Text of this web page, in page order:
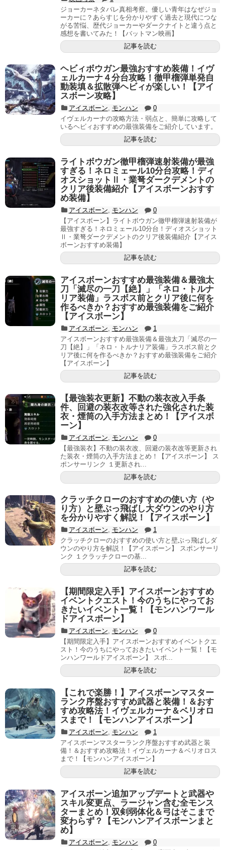
ジョーカーネタバレ真相考察。優しい青年はなぜジョ
ーカーに？あらすじを分かりやすく過去と現代につな
がる苦悩、歴代ジョーカーやダークナイトと違う点と
感想を書いてみた！【バットマン映画】
記事を読む
ヘビィボウガン最強おすすめ装備！イヴ
ェルカーナ４分台攻略！徹甲榴弾単発自
動装填＆拡散弾ヘビィが楽しい！【アイ
スボーン攻略】
アイスボーン モンハン
0
イヴェルカーナの攻略方法・弱点と、簡単に攻略して
いるヘビィおすすめの最強装備をご紹介しています。
記事を読む
ライトボウガン徹甲榴弾速射装備が最強
すぎる！ネロミェール10分台攻略！ディ
オスショットⅡ・業弩ダークデメントの
クリア後装備紹介【アイスボーンおすす
め装備】
アイスボーン モンハン
0
【アイスボーン】ライトボウガン徹甲榴弾速射装備が
最強すぎる！ネロミェール10分台！ディオスショット
Ⅱ・業弩ダークデメントのクリア後装備紹介【アイス
ボーンおすすめ装備】
記事を読む
アイスボーンおすすめ最強装備＆最強太
刀「滅尽の一刀【絶】」「ネロ・トルナ
リア装備」ラスボス前とクリア後に何を
作るべきか？おすすめ最強装備をご紹介
【アイスボーン】
アイスボーン モンハン
1
アイスボーンおすすめ最強装備＆最強太刀「滅尽の一
刀【絶】」「ネロ・トルナリア装備」ラスボス前とク
リア後に何を作るべきか？おすすめ最強装備をご紹介
【アイスボーン】
記事を読む
【最強装衣更新】不動の装衣改入手条
件、回避の装衣改等された強化された装
衣・煙筒の入手方法まとめ！【アイスボ
ーン】
アイスボーン モンハン
0
【最強装衣】不動の装衣改、回避の装衣改等更新され
た装衣・煙筒の入手方法まとめ！【アイスボーン】 ス
ポンサーリンク １更新され...
記事を読む
クラッチクローのおすすめの使い方（や
り方）と壁ぶっ飛ばし大ダウンのやり方
を分かりやすく解説！【アイスボーン】
アイスボーン モンハン
1
クラッチクローのおすすめの使い方と壁ぶっ飛ばしダ
ウンのやり方を解説！【アイスボーン】 スポンサーリ
ンク １クラッチクローの基...
記事を読む
【期間限定入手】アイスボーンおすすめ
イベントクエスト！今のうちにやってお
きたいイベント一覧！【モンハンワール
ドアイスボーン】
アイスボーン モンハン
0
【期間限定入手】アイスボーンおすすめイベントクエ
スト！今のうちにやっておきたいイベント一覧！【モ
ンハンワールドアイスボーン】 スポ...
記事を読む
【これで楽勝！】アイスボーンマスター
ランク序盤おすすめ武器と装備！＆おす
すめ攻略法！イヴェルカーナ＆ベリオロ
スまで！【モンハンアイスボーン】
アイスボーン モンハン
1
アイスボーンマスターランク序盤おすすめ武器と装
備！＆おすすめ攻略法！イヴェルカーナ＆ベリオロス
まで！【モンハンアイスボーン】
記事を読む
アイスボーン追加アップデートと武器や
スキル変更点、ラージャン含む全モンス
ターまとめ！双剣弱体化＆弓はそこまで
変わらず？【モンハンアイスボーンまと
め】
アイスボーン モンハン
0